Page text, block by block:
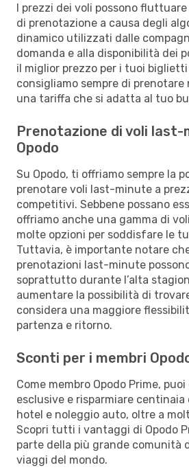
I prezzi dei voli possono
di prenotazione a causa degli
dinamico utilizzati dalle
domanda e alla disponibilità dei
il miglior prezzo per i tuoi biglietti
consigliamo sempre di prenotare
una tariffa che si adatta al tuo
Prenotazione di voli last-
Opodo
Su Opodo, ti offriamo sempre la
prenotare voli last-minute a
competitivi. Sebbene possano
offriamo anche una gamma di
molte opzioni per soddisfare le
Tuttavia, è importante notare
prenotazioni last-minute
soprattutto durante l’alta
aumentare la possibilità di
considera una maggiore
partenza e ritorno.
Sconti per i membri
Come membro Opodo Prime,
esclusive e risparmiare
hotel e noleggio auto, oltre a
Scopri tutti i vantaggi di Opodo
parte della più grande comunità
viaggi del mondo.